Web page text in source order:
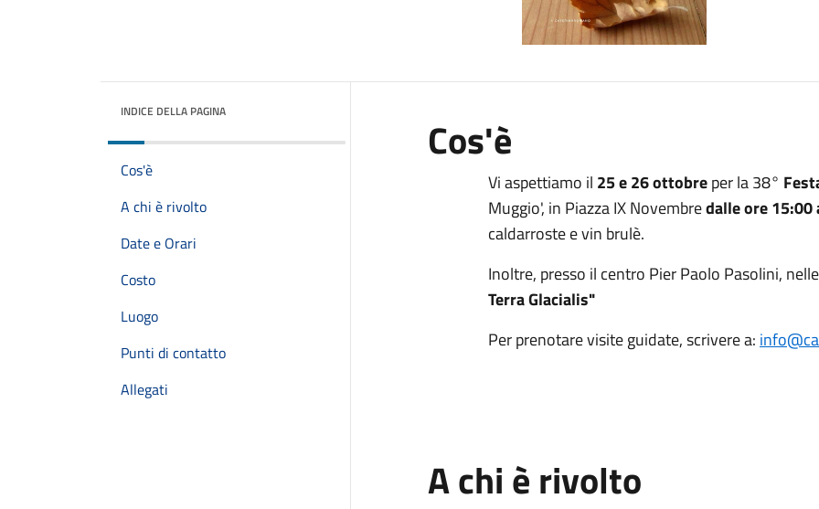
INDICE DELLA PAGINA
Cos'è
A chi è rivolto
Date e Orari
Costo
Luogo
Punti di contatto
Allegati
Cos'è
Vi aspettiamo il 25 e 26 ottobreper la 38°
Muggio', in Piazza IX Novembredalle ore 15:00
caldarroste e vin brulè.
Inoltre, presso il centro Pier Paolo Pasolini,
Terra Glacialis"
Per prenotare visite guidate, scrivere a:
A chi è rivolto